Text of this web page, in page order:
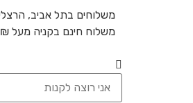
משלוחים בתל אביב,
משלוח חינם בקניה מעל 250₪